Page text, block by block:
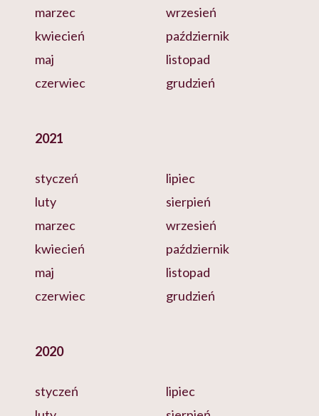
marzec
kwiecień
maj
czerwiec
wrzesień
październik
listopad
grudzień
2021
styczeń
luty
marzec
kwiecień
maj
czerwiec
lipiec
sierpień
wrzesień
październik
listopad
grudzień
2020
styczeń
lipiec